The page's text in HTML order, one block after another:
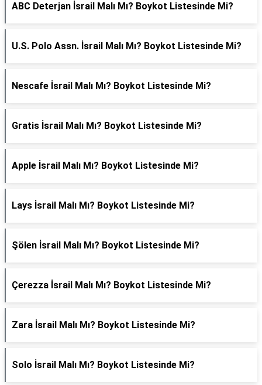
ABC Deterjan İsrail Malı Mı? Boykot Listesinde Mi?
U.S. Polo Assn. İsrail Malı Mı? Boykot Listesinde Mi?
Nescafe İsrail Malı Mı? Boykot Listesinde Mi?
Gratis İsrail Malı Mı? Boykot Listesinde Mi?
Apple İsrail Malı Mı? Boykot Listesinde Mi?
Lays İsrail Malı Mı? Boykot Listesinde Mi?
Şölen İsrail Malı Mı? Boykot Listesinde Mi?
Çerezza İsrail Malı Mı? Boykot Listesinde Mi?
Zara İsrail Malı Mı? Boykot Listesinde Mi?
Solo İsrail Malı Mı? Boykot Listesinde Mi?